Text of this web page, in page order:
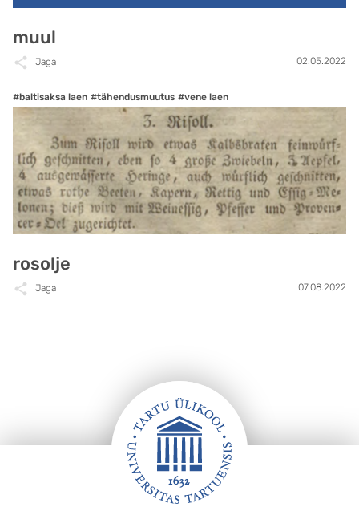
muul
Jaga 02.05.2022
#baltisaksa laen #tähendusmuutus #vene laen
rosolje
Jaga 07.08.2022